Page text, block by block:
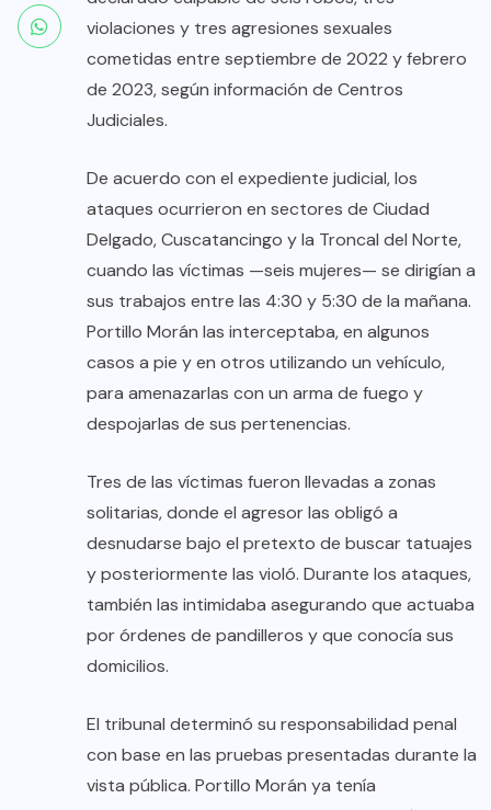
violaciones y tres agresiones sexuales
cometidas entre septiembre de 2022 y febrero
de 2023, según información de Centros
Judiciales.
De acuerdo con el expediente judicial, los
ataques ocurrieron en sectores de Ciudad
Delgado, Cuscatancingo y la Troncal del Norte,
cuando las víctimas —seis mujeres— se dirigían a
sus trabajos entre las 4:30 y 5:30 de la mañana.
Portillo Morán las interceptaba, en algunos
casos a pie y en otros utilizando un vehículo,
para amenazarlas con un arma de fuego y
despojarlas de sus pertenencias.
Tres de las víctimas fueron llevadas a zonas
solitarias, donde el agresor las obligó a
desnudarse bajo el pretexto de buscar tatuajes
y posteriormente las violó. Durante los ataques,
también las intimidaba asegurando que actuaba
por órdenes de pandilleros y que conocía sus
domicilios.
El tribunal determinó su responsabilidad penal
con base en las pruebas presentadas durante la
vista pública. Portillo Morán ya tenía